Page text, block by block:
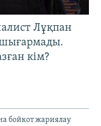
Лұқпан
кім?
бойкот жариялау